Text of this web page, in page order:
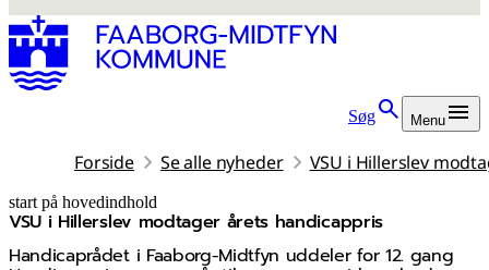
Søg Menu
Forside Se alle nyheder VSU i Hillerslev
start på hovedindhold
VSU i Hillerslev modtager årets handicappris
Handicaprådet i Faaborg-Midtfyn uddeler for 12. gang
senest opdateret 18. november 2025